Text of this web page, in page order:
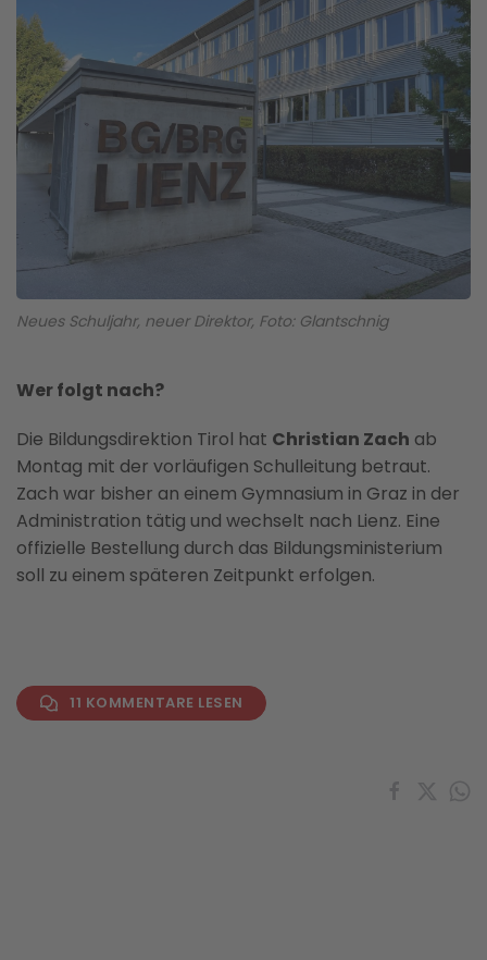
Neues Schuljahr, neuer Direktor, Foto: Glantschnig
Wer folgt nach?
Die Bildungsdirektion Tirol hat Christian Zach ab
Montag mit der vorläufigen Schulleitung betraut.
Zach war bisher an einem Gymnasium in Graz in der
Administration tätig und wechselt nach Lienz. Eine
offizielle Bestellung durch das Bildungsministerium
soll zu einem späteren Zeitpunkt erfolgen.
11 KOMMENTARE LESEN